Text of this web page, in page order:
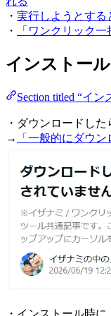
・ 実行しようとする
・
「ワンクリック
インストー
Section titled “イ
・ダウンロードし
→
「一般的にダウ
・インストール時